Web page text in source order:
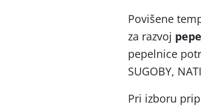
Povišene
za razvoj
pepelnice
SUGOBY,
Pri izboru